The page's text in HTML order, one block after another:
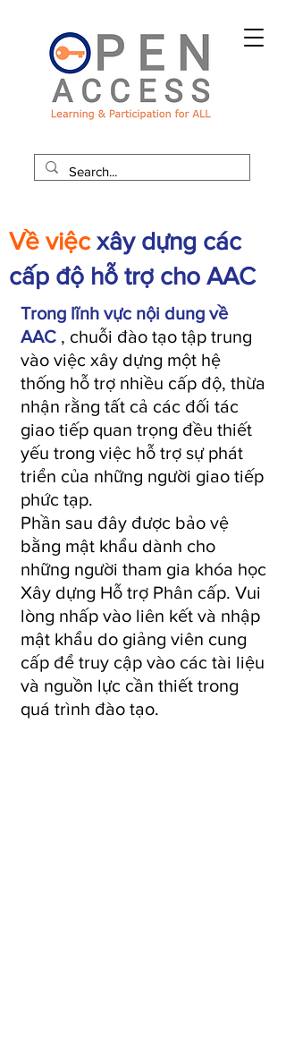
Về việc xây dựng các
cấp độ hỗ trợ cho AAC
Trong lĩnh vực nội dung về
AAC , chuỗi đào tạo tập trung
vào việc xây dựng một hệ
thống hỗ trợ nhiều cấp độ, thừa
nhận rằng tất cả các đối tác
giao tiếp quan trọng đều thiết
yếu trong việc hỗ trợ sự phát
triển của những người giao tiếp
phức tạp.
Phần sau đây được bảo vệ
bằng mật khẩu dành cho
những người tham gia khóa học
Xây dựng Hỗ trợ Phân cấp. Vui
lòng nhấp vào liên kết và nhập
mật khẩu do giảng viên cung
cấp để truy cập vào các tài liệu
và nguồn lực cần thiết trong
quá trình đào tạo.